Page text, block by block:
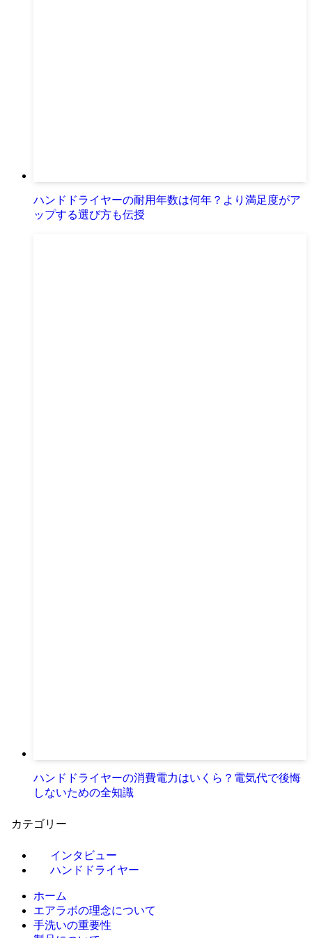
ハンドドライヤーの耐用年数は何年？より満足度がア
ップする選び方も伝授
ハンドドライヤーの消費電力はいくら？電気代で後悔
しないための全知識
カテゴリー
インタビュー
ハンドドライヤー
ホーム
エアラボの理念について
手洗いの重要性